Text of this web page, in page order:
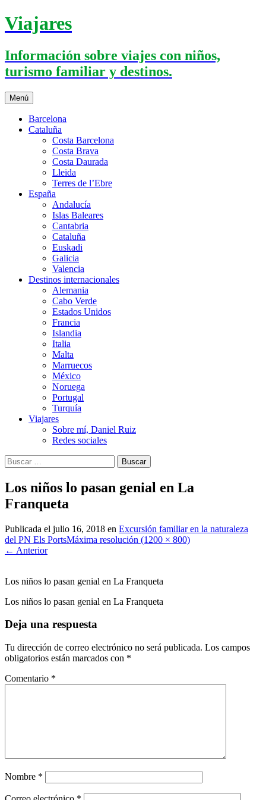
Saltar
al
Viajares
Información sobre viajes con niños,
turismo familiar y destinos.
Menú
Barcelona
Cataluña
Costa Barcelona
Costa Brava
Costa Daurada
Lleida
Terres de l’Ebre
España
Andalucía
Islas Baleares
Cantabria
Cataluña
Euskadi
Galicia
Valencia
Destinos internacionales
Alemania
Cabo Verde
Estados Unidos
Francia
Islandia
Italia
Malta
Marruecos
México
Noruega
Portugal
Turquía
Viajares
Sobre mí, Daniel Ruiz
Redes sociales
Buscar:
Los niños lo pasan genial en La
Franqueta
Publicada el julio 16, 2018 en Excursión familiar en la naturaleza
del PN Els PortsMáxima resolución (1200 × 800)
← Anterior
Los niños lo pasan genial en La Franqueta
Los niños lo pasan genial en La Franqueta
Deja una respuesta
Tu dirección de correo electrónico no será publicada. Los campos
obligatorios están marcados con *
Comentario *
Nombre *